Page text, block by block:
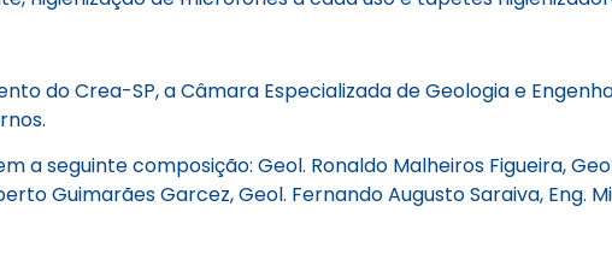
do Crea-SP, a Câmara Especializada de Geologia e
a seguinte composição: Geol. Ronaldo Malheiros Figueira,
Guimarães Garcez, Geol. Fernando Augusto Saraiva, Eng.